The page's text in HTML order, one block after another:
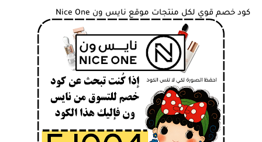
كود خصم قوي لكل منتجات موقع نايس ون Nice One